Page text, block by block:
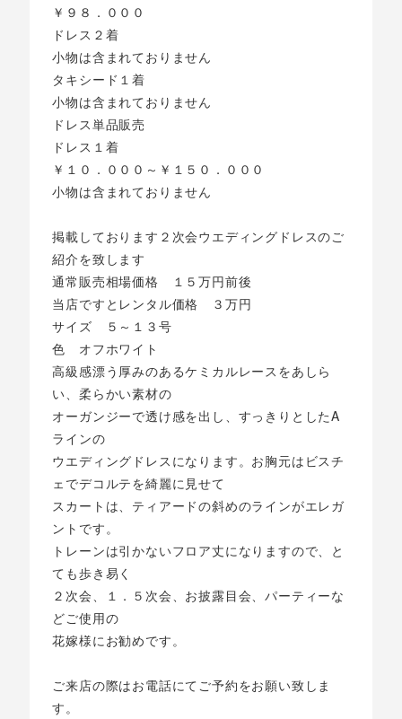
￥９８．０００
ドレス２着
小物は含まれておりません
タキシード１着
小物は含まれておりません
ドレス単品販売
ドレス１着
￥１０．０００～￥１５０．０００
小物は含まれておりません
掲載しております２次会ウエディングドレスのご
紹介を致します
通常販売相場価格 １５万円前後
当店ですとレンタル価格 ３万円
サイズ ５～１３号
色 オフホワイト
高級感漂う厚みのあるケミカルレースをあしら
い、柔らかい素材の
オーガンジーで透け感を出し、すっきりとしたA
ラインの
ウエディングドレスになります。お胸元はビスチ
ェでデコルテを綺麗に見せて
スカートは、ティアードの斜めのラインがエレガ
ントです。
トレーンは引かないフロア丈になりますので、と
ても歩き易く
２次会、１．５次会、お披露目会、パーティーな
どご使用の
花嫁様にお勧めです。
ご来店の際はお電話にてご予約をお願い致しま
す。